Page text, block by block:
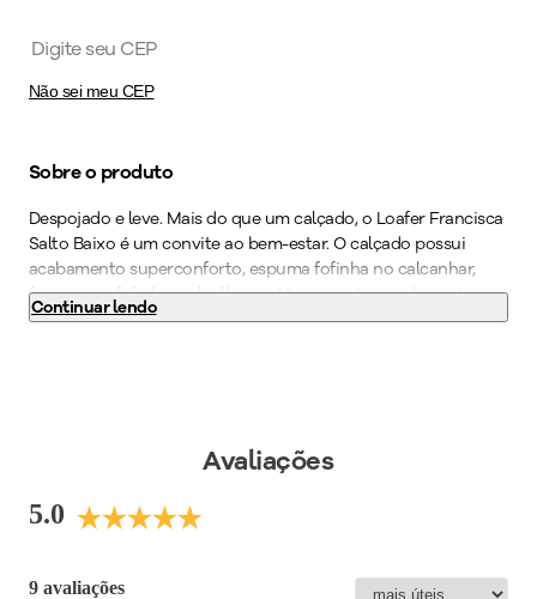
Não sei meu CEP
Sobre o produto
Despojado e leve. Mais do que um calçado, o Loafer Francisca
Salto Baixo é um convite ao bem-estar. O calçado possui
acabamento superconforto, espuma fofinha no calcanhar,
forro superfofinho, palmilha anatômica, máxima absorção e
solado superaderente tornando-o indispensável para quem
calçado favorito está aqui. Garanta já o seu PICCADILLY!
Medida do Salto (cm)
Continuar lendo
Avaliações
5.0
9 avaliações